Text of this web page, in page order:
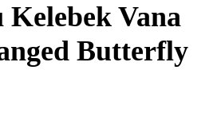
Kelebek Vana
Butterfly